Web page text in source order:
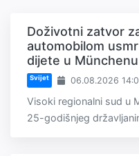
Doživotni zatvor
automobilom
dijete u Münchenu
Svijet 06.08.2026
Visoki regionalni sud u
25-godišnjeg